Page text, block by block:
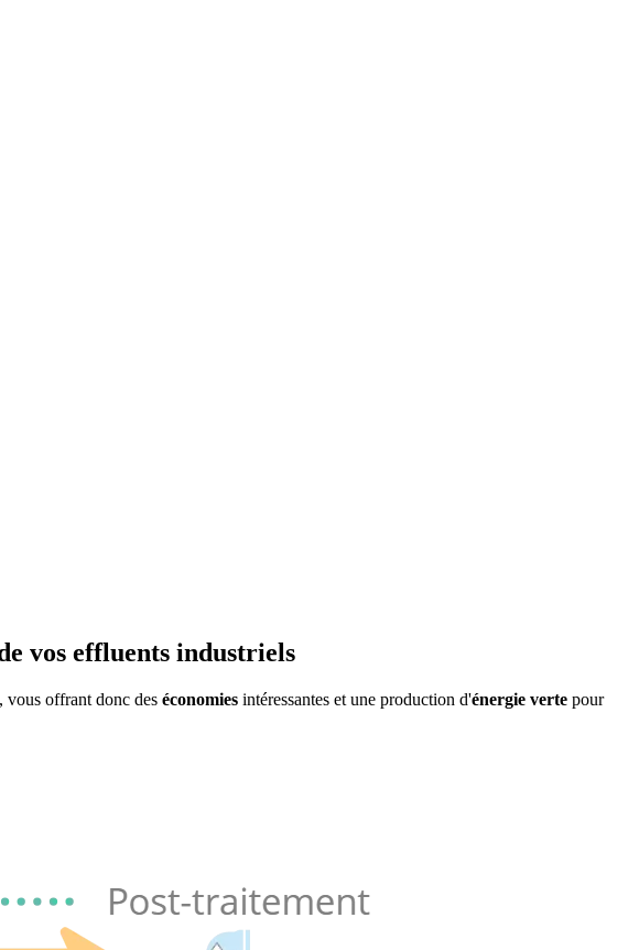
vos effluents industriels
vous offrant donc des économies intéressantes et une production d'énergie verte pour